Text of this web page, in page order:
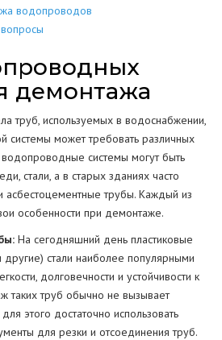
водопроводов
демонтажа
труб, используемых в водоснабжении,
может требовать различных
системы могут быть
стали, а в старых зданиях часто
асбестоцементные трубы. Каждый из
особенности при демонтаже.
На сегодняшний день пластиковые
стали наиболее популярными
долговечности и устойчивости к
таких труб обычно не вызывает
этого достаточно использовать
для резки и отсоединения труб.